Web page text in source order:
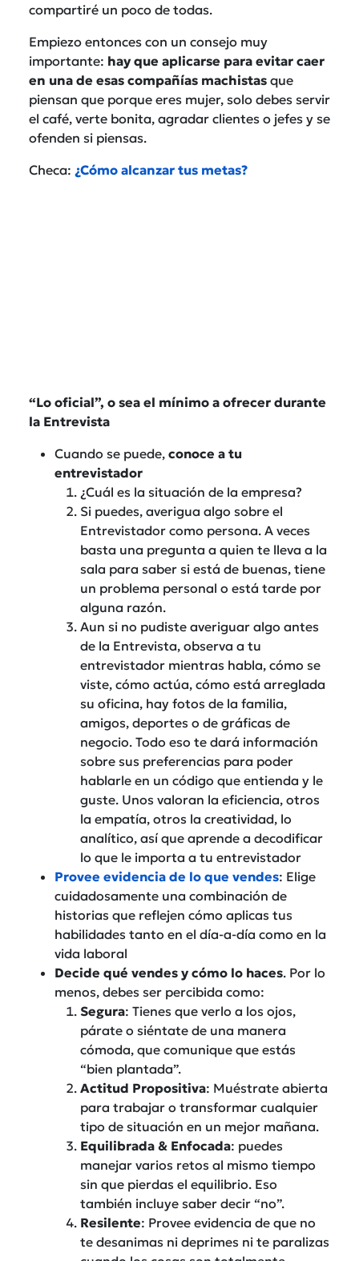
compartiré un poco de todas.
Empiezo entonces con un consejo muy
importante: hay que aplicarse para evitar caer
en una de esas compañías machistas que
piensan que porque eres mujer, solo debes servir
el café, verte bonita, agradar clientes o jefes y se
ofenden si piensas.
Checa: ¿Cómo alcanzar tus metas?
“Lo oficial”, o sea el mínimo a ofrecer durante
la Entrevista
Cuando se puede, conoce a tu
entrevistador
¿Cuál es la situación de la empresa?
Si puedes, averigua algo sobre el
Entrevistador como persona. A veces
basta una pregunta a quien te lleva a la
sala para saber si está de buenas, tiene
un problema personal o está tarde por
alguna razón.
Aun si no pudiste averiguar algo antes
de la Entrevista, observa a tu
entrevistador mientras habla, cómo se
viste, cómo actúa, cómo está arreglada
su oficina, hay fotos de la familia,
amigos, deportes o de gráficas de
negocio. Todo eso te dará información
sobre sus preferencias para poder
hablarle en un código que entienda y le
guste. Unos valoran la eficiencia, otros
la empatía, otros la creatividad, lo
analítico, así que aprende a decodificar
lo que le importa a tu entrevistador
Provee evidencia de lo que vendes: Elige
cuidadosamente una combinación de
historias que reflejen cómo aplicas tus
habilidades tanto en el día-a-día como en la
vida laboral
Decide qué vendes y cómo lo haces. Por lo
menos, debes ser percibida como:
Segura: Tienes que verlo a los ojos,
párate o siéntate de una manera
cómoda, que comunique que estás
“bien plantada”.
Actitud Propositiva: Muéstrate abierta
para trabajar o transformar cualquier
tipo de situación en un mejor mañana.
Equilibrada & Enfocada: puedes
manejar varios retos al mismo tiempo
sin que pierdas el equilibrio. Eso
también incluye saber decir “no”.
Resilente: Provee evidencia de que no
te desanimas ni deprimes ni te paralizas